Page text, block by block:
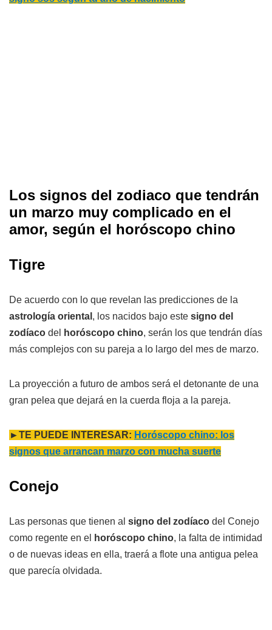
Los signos del zodiaco que tendrán
un marzo muy complicado en el
amor, según el horóscopo chino
Tigre
De acuerdo con lo que revelan las predicciones de la
astrología oriental , los nacidos bajo este signo del
zodíaco del horóscopo chino, serán los que tendrán días
más complejos con su pareja a lo largo del mes de marzo.
La proyección a futuro de ambos será el detonante de una
gran pelea que dejará en la cuerda floja a la pareja.
►TE PUEDE INTERESAR: Horóscopo chino: los
signos que arrancan marzo con mucha suerte
Conejo
Las personas que tienen al signo del zodíaco del Conejo
como regente en el
horóscopo chino, la falta de intimidad
o de nuevas ideas en ella, traerá a flote una antigua pelea
que parecía olvidada.